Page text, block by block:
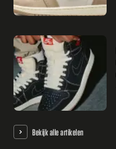
Bekijk alle artikelen